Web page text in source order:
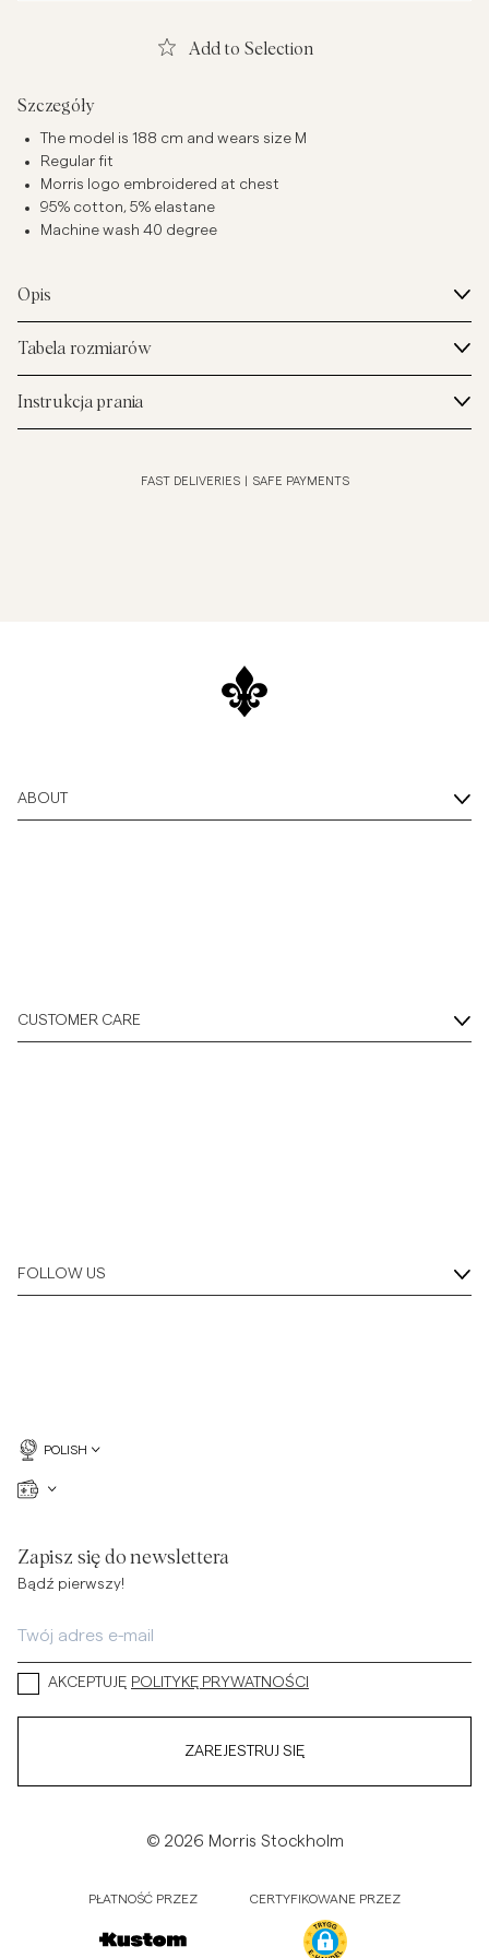
Add to Selection
Szczegóły
The model is 188 cm and wears size M
Regular fit
Morris logo embroidered at chest
95% cotton, 5% elastane
Machine wash 40 degree
Opis
Tabela rozmiarów
Instrukcja prania
FAST DELIVERIES SAFE PAYMENTS
ABOUT
CUSTOMER CARE
FOLLOW US
POLISH
Zapisz się do newslettera
Bądź pierwszy!
AKCEPTUJĘ POLITYKĘ PRYWATNOŚCI
ZAREJESTRUJ SIĘ
© 2026 Morris Stockholm
PŁATNOŚĆ PRZEZ CERTYFIKOWANE PRZEZ